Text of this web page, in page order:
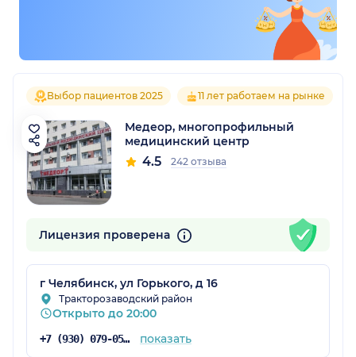
Выбор пациентов 2025 11 лет работаем на рынке
Медеор, многопрофильный
медицинский центр
4.5 242 отзыва
Лицензия проверена
г Челябинск, ул Горького, д 16
Тракторозаводский район
Открыто до 20:00
+7 (930) 079-05-43 показать